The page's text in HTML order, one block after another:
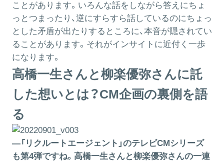
ことがあります。いろんな話をしながら答えにちょ
っとつまったり、逆にすらすら話しているのにちょっ
とした矛盾が出たりするところに、本音が隠されてい
ることがあります。それがインサイトに近付く一歩
になります。
高橋一生さんと柳楽優弥さんに託
した想いとは？CM企画の裏側を語
る
―「リクルートエージェント」のテレビCMシリーズ
も第4弾ですね。高橋一生さんと柳楽優弥さんの一連